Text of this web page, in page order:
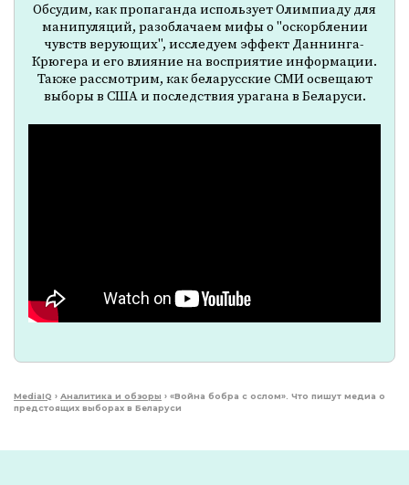
Обсудим, как пропаганда использует Олимпиаду для
манипуляций, разоблачаем мифы о "оскорблении
чувств верующих", исследуем эффект Даннинга-
Крюгера и его влияние на восприятие информации.
Также рассмотрим, как беларусские СМИ освещают
выборы в США и последствия урагана в Беларуси.
MediaIQ › Аналитика и обзоры › «Война бобра с ослом». Что пишут медиа о
предстоящих выборах в Беларуси